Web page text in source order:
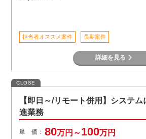
担当者オススメ案件 長期案件
詳細を見る
CLOSE
【即日～/リモート併用】システ
進業務
単 価： 80万円～100万円